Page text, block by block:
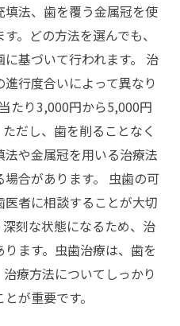
法、歯を覆う金属冠を使
。どの方法を選んでも、
基づいて行われます。 治
行度合いによって異なり
たり3,000円から5,000円
だし、歯を削ることなく
や金属冠を用いる治療法
合があります。 虫歯の可
者に相談することが大切
刻な状態になるため、治
ます。虫歯治療は、歯を
療方法についてしっかり
が重要です。